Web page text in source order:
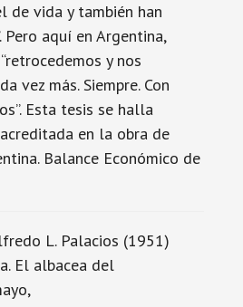
de vida y también han
aquí en Argentina,
y nos
vez más. Siempre. Con
Esta tesis se halla
en la obra de
Balance Económico de
L. Palacios (1951)
El albacea del